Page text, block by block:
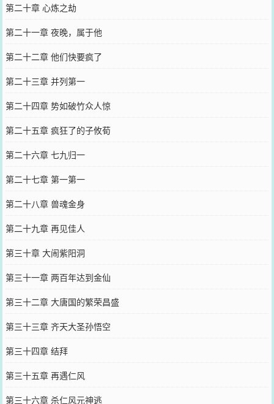
第二十章 心炼之劫
第二十一章 夜晚，属于他
第二十二章 他们快要疯了
第二十三章 并列第一
第二十四章 势如破竹众人惊
第二十五章 疯狂了的子攸荀
第二十六章 七九归一
第二十七章 第一第一
第二十八章 兽魂金身
第二十九章 再见佳人
第三十章 大闹紫阳洞
第三十一章 两百年达到金仙
第三十二章 大唐国的繁荣昌盛
第三十三章 齐天大圣孙悟空
第三十四章 结拜
第三十五章 再遇仁风
第三十六章 杀仁风元神逃